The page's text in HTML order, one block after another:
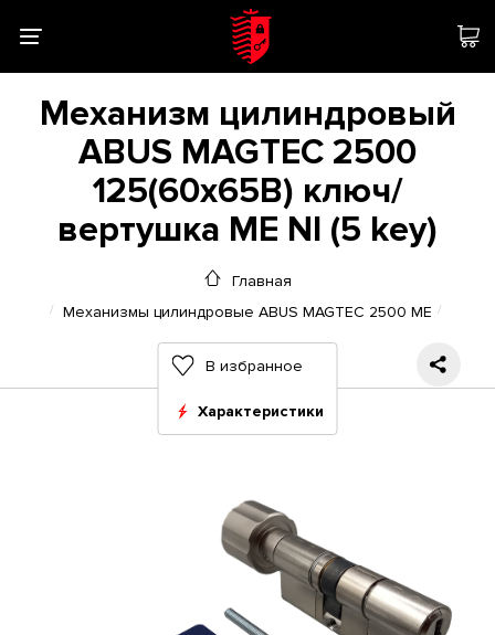
Механизм цилиндровый
ABUS MAGTEC 2500
125(60x65В) ключ/
вертушка ME NI (5 key)
Главная
Механизмы цилиндровые ABUS MAGTEC 2500 ME
В избранное
Характеристики